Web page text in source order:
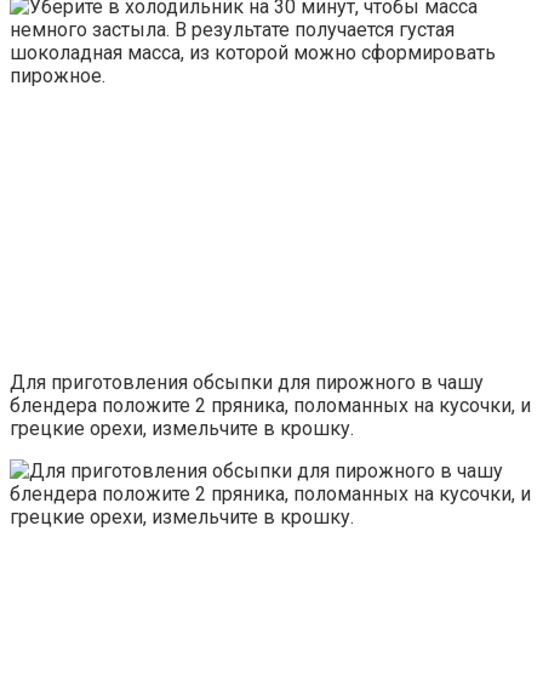
Для приготовления обсыпки для пирожного в чашу
блендера положите 2 пряника, поломанных на кусочки, и
грецкие орехи, измельчите в крошку.